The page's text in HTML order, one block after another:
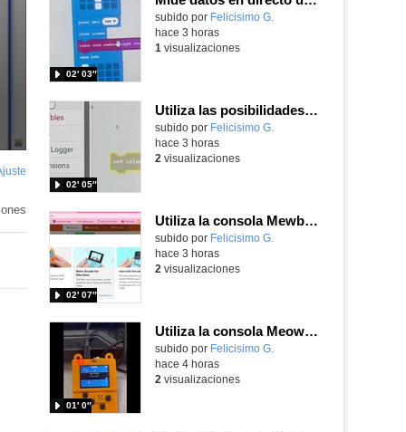
pantalla
Contenido educativo.
subido por Felicisimo G.
02′ 03″
hace 3 horas
1 visualizaciones
Utiliza las posibilidades de tu microbit programando com MakeCode para medir temperatura y nivel de luz con Datalogger
Contenido educativo.
subido por Felicisimo G.
02′ 05″
hace 3 horas
2 visualizaciones
Utiliza la consola Mewbit de Kittenbot para llevar tus juegos arcade de MakeCode a tu mano
Contenido educativo.
subido por Felicisimo G.
02′ 07″
hace 3 horas
2 visualizaciones
Utiliza la consola Meowbit de KIttenbot para jugar con tus programas MakeCode Arcade
Contenido educativo.
subido por Felicisimo G.
01′ 0″
hace 4 horas
2 visualizaciones